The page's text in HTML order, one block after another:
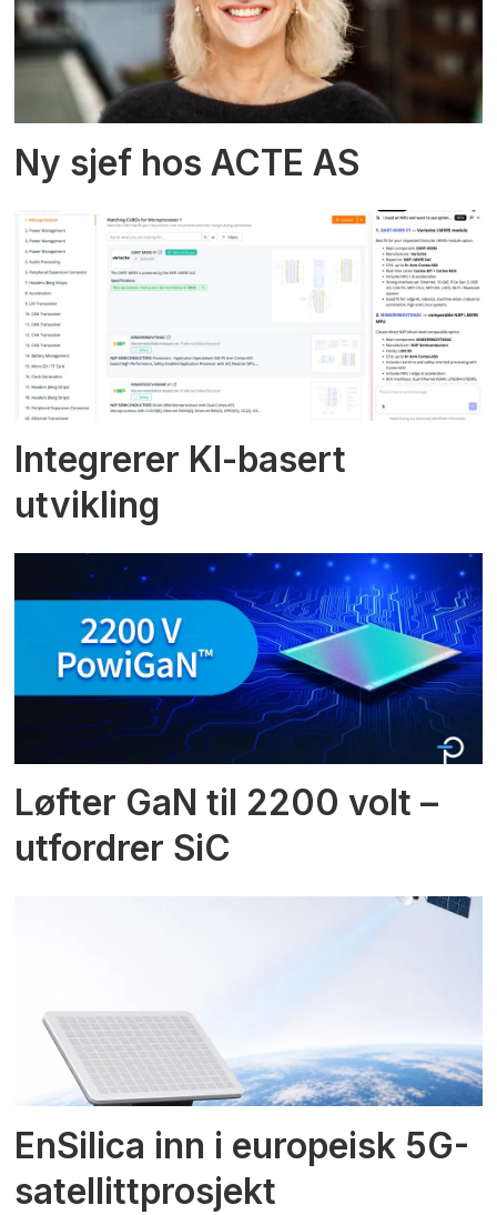
Ny sjef hos ACTE AS
Integrerer KI-basert
utvikling
Løfter GaN til 2200 volt –
utfordrer SiC
EnSilica inn i europeisk 5G-
satellittprosjekt